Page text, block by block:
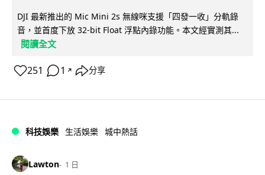
DJI 最新推出的 Mic Mini 2s 無線咪支援「四發一收」分軌錄
音，並首度下放 32-bit Float 浮點內錄功能。本文經實測其...
閱讀全文
251 1 ↗ 分享
科技娛樂 生活娛樂 城中熱話
Lawton 1 日